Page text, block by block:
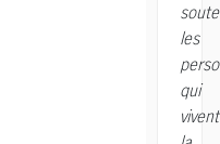
les
qui
vivent